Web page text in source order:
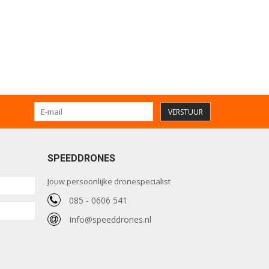
VERSTUUR
SPEEDDRONES
Jouw persoonlijke dronespecialist
085 - 0606 541
Info@speeddrones.nl